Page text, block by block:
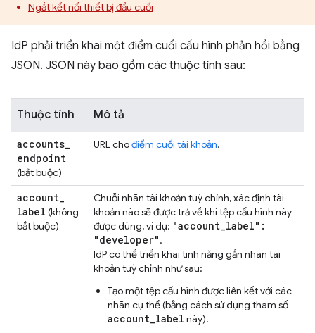
Ngắt kết nối thiết bị đầu cuối
IdP phải triển khai một điểm cuối cấu hình phản hồi bằng
JSON. JSON này bao gồm các thuộc tính sau:
Thuộc tính Mô tả
accounts_
endpoint
(bắt buộc)
URL chođiểm cuối tài khoản.
account_
label (không
bắt buộc)
Chuỗi nhãn tài khoản tuỳ chỉnh, xác định tài
khoản nào sẽ được trả về khi tệp cấu hình này
được dùng, ví dụ: "account_label":
"developer".
IdP có thể triển khai tính năng gắn nhãn tài
khoản tuỳ chỉnh như sau:
Tạo một tệp cấu hình được liên kết với các
nhãn cụ thể (bằng cách sử dụng tham số
account_label này).